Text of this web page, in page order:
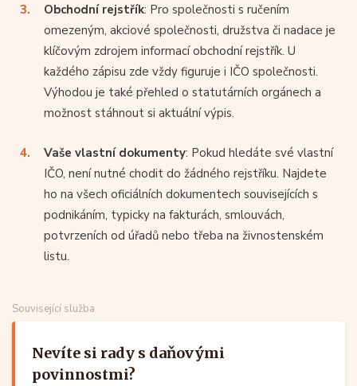
Obchodní rejstřík: Pro společnosti s ručením
omezeným, akciové společnosti, družstva či nadace je
klíčovým zdrojem informací obchodní rejstřík. U
každého zápisu zde vždy figuruje i IČO společnosti.
Výhodou je také přehled o statutárních orgánech a
možnost stáhnout si aktuální výpis.
Vaše vlastní dokumenty: Pokud hledáte své vlastní
IČO, není nutné chodit do žádného rejstříku. Najdete
ho na všech oficiálních dokumentech souvisejících s
podnikáním, typicky na fakturách, smlouvách,
potvrzeních od úřadů nebo třeba na živnostenském
listu.
Související služba
Nevíte si rady s daňovými
povinnostmi?